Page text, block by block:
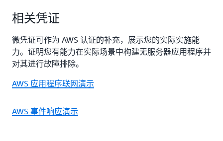
相关凭证
微凭证可作为 AWS 认证的补充，展示您的实际实施能
力。证明您有能力在实际场景中构建无服务器应用程序并
对其进行故障排除。
AWS 应用程序联网演示
AWS 事件响应演示